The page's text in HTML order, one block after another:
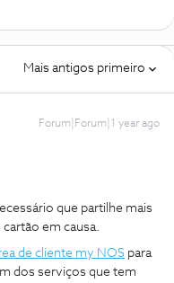
Mais antigos primeiro
Forum|Forum|1 year ago
que partilhe mais
em causa.
de cliente my NOS para
dos serviços que tem